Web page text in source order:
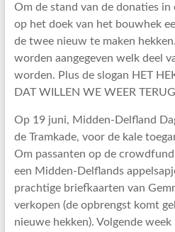
Om de stand van de donaties in
op het doek van het bouwhek
de twee nieuw te maken
worden aangegeven welk deel
worden. Plus de slogan HET
DAT WILLEN WE WEER
Op 19 juni, Midden-Delfland
de Tramkade, voor de kale
Om passanten op de
een Midden-Delflands
prachtige briefkaarten van
verkopen (de opbrengst komt
nieuwe hekken). Volgende